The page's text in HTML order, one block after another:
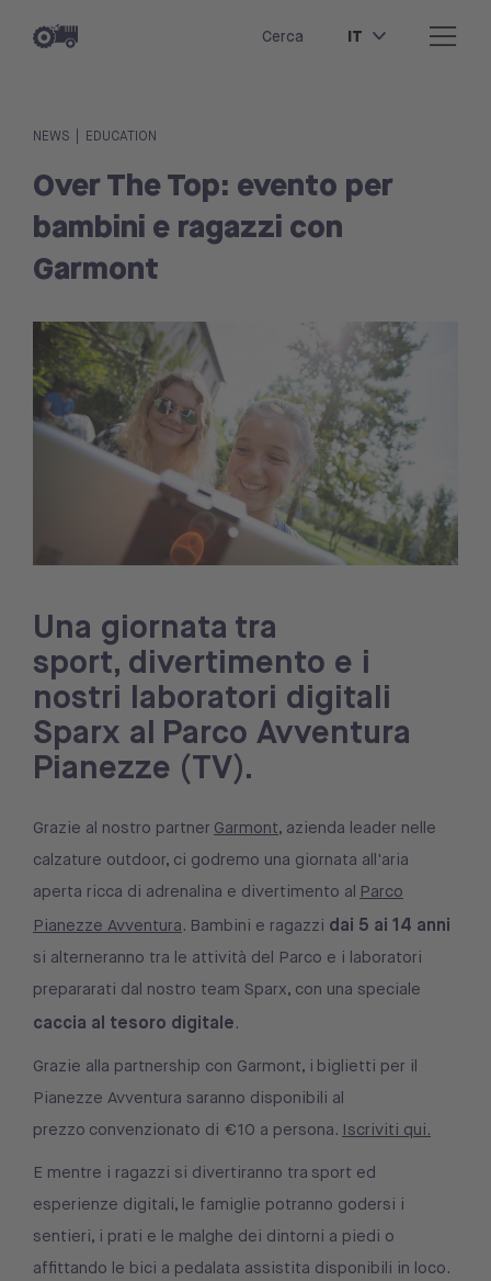
Cerca IT
NEWS EDUCATION
Over The Top: evento per
bambini e ragazzi con
Garmont
Una giornata tra
sport, divertimento e i
nostri laboratori digitali
Sparx al Parco Avventura
Pianezze (TV).
Grazie al nostro partner Garmont, azienda leader nelle
calzature outdoor, ci godremo una giornata all'aria
aperta ricca di adrenalina e divertimento al Parco
Pianezze Avventura. Bambini e ragazzi dai 5 ai 14 anni
si alterneranno tra le attività del Parco e i laboratori
prepararati dal nostro team Sparx, con una speciale
caccia al tesoro digitale.
Grazie alla partnership con Garmont, i biglietti per il
Pianezze Avventura saranno disponibili al
prezzo convenzionato di €10 a persona. Iscriviti qui.
E mentre i ragazzi si divertiranno tra sport ed
esperienze digitali, le famiglie potranno godersi i
sentieri, i prati e le malghe dei dintorni a piedi o
affittando le bici a pedalata assistita disponibili in loco.